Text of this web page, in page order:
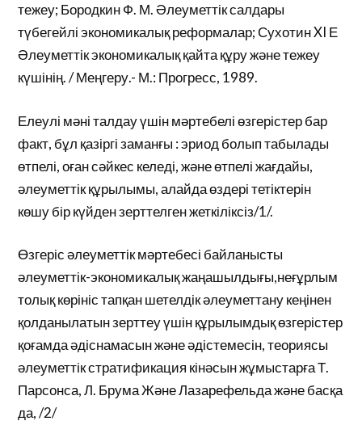
тежеу; Бородкин Ф. М. Әлеуметтік салдары
түбегейлі экономикалық реформалар; Сухотин XI Е
Әлеуметтік экономикалық қайта құру және тежеу
күшінің. / Меңгеру.- М.: Прогресс, 1989.
Елеулі мәні талдау үшін мәртебелі өзгерістер бар
факт, бұл қазіргі заманғы : эриод болып табылады
өтпелі, оған сәйкес келеді, және өтпелі жағдайы,
әлеуметтік құрылымы, алайда өздері тетіктерін
көшу бір күйден зерттелген жеткіліксіз/1/.
Өзгеріс әлеуметтік мәртебесі байланысты
әлеуметтік-экономикалық жаңашылдығы,неғұрлым
толық көрініс тапқан шетелдік әлеуметтану кеңінен
қолданылатын зерттеу үшін құрылымдық өзгерістер
қоғамда әдіснамасын және әдістемесін, теориясы
әлеуметтік стратификация кінәсын жұмыстарға Т.
Парсонса, Л. Брума Және Лазарефельда және басқа
да, /2/